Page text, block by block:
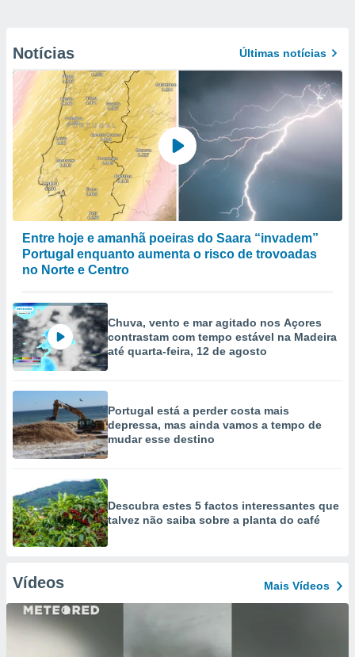
Notícias Últimas notícias
Entre hoje e amanhã poeiras do Saara “invadem”
Portugal enquanto aumenta o risco de trovoadas
no Norte e Centro
Chuva, vento e mar agitado nos Açores
contrastam com tempo estável na Madeira
até quarta-feira, 12 de agosto
Portugal está a perder costa mais
depressa, mas ainda vamos a tempo de
mudar esse destino
Descubra estes 5 factos interessantes que
talvez não saiba sobre a planta do café
Vídeos Mais Vídeos